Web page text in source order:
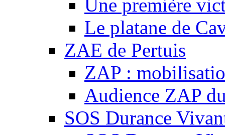
Une première
Le platane de
ZAE de Pertuis
ZAP :
Audience ZAP
SOS Durance